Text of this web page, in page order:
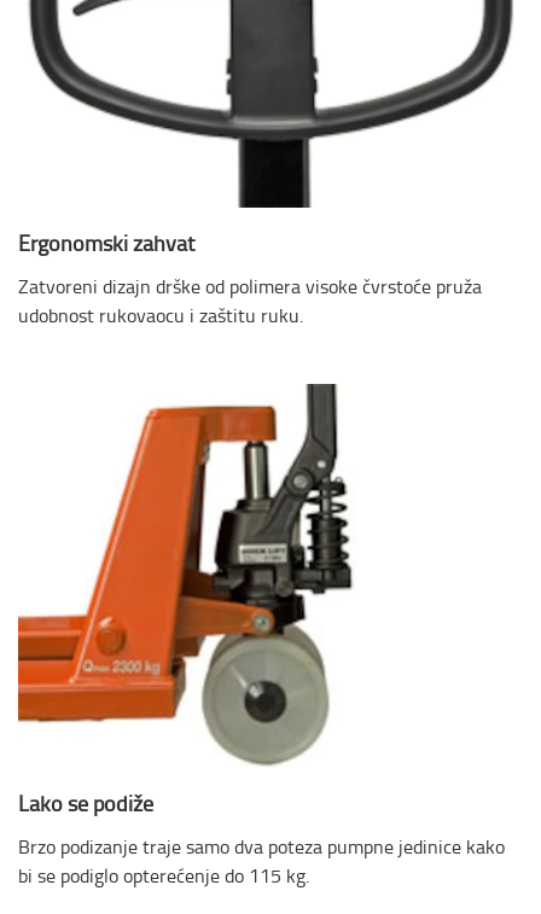
Ergonomski zahvat
Zatvoreni dizajn drške od polimera visoke čvrstoće pruža
udobnost rukovaocu i zaštitu ruku.
Lako se podiže
Brzo podizanje traje samo dva poteza pumpne jedinice kako
bi se podiglo opterećenje do 115 kg.